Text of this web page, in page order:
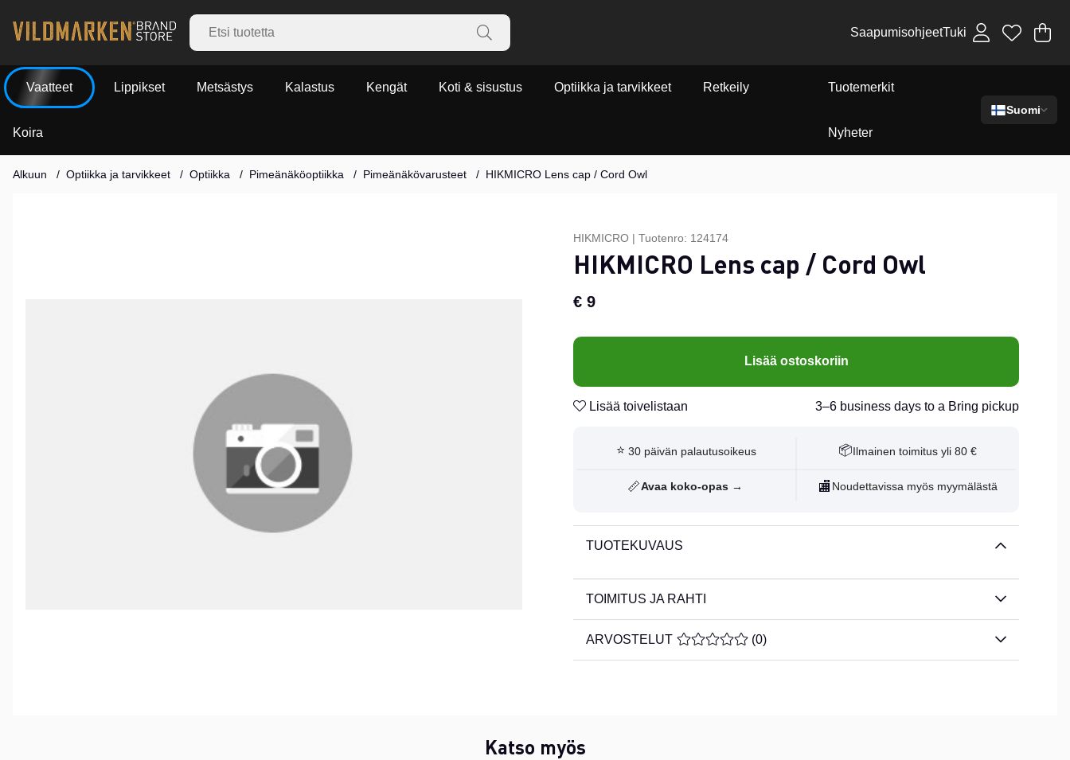
SaapumisohjeetTuki .
Vaatteet Lippikset Metsästys Kalastus Kengät Koti & sisustus Optiikka ja tarvikkeet Retkeily
Koira
Tuotemerkit
Nyheter
Suomi
Alkuun Optiikka ja tarvikkeet Optiikka Pimeänäköoptiikka Pimeänäkövarusteet HIKMICRO Lens cap / Cord Owl
HIKMICRO | Tuotenro: 124174
HIKMICRO Lens cap / Cord Owl
€ 9
Lisää ostoskoriin
Lisää toivelistaan 3–6 business days to a Bring pickup
⭐ 30 päivän palautusoikeus 📦 Ilmainen toimitus yli 80 €
📏Avaa koko-opas → 🏬 Noudettavissa myös myymälästä
TUOTEKUVAUS
TOIMITUS JA RAHTI
ARVOSTELUT KESKIARVOLUOKITUS 0 / 5 ARVIOIDEN MÄÄRÄ 0
(0)
Katso myös